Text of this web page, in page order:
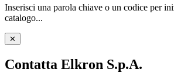
Inserisci una parola chiave o un codice per
catalogo...
✕
Contatta Elkron S.p.A.